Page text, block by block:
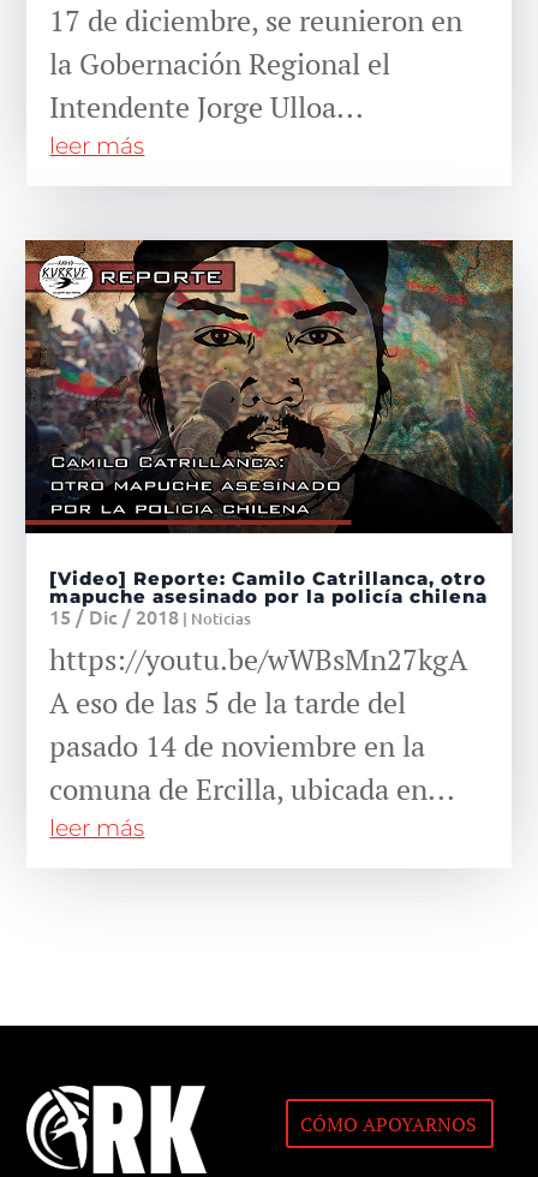
17 de diciembre, se reunieron en
la Gobernación Regional el
Intendente Jorge Ulloa...
leer más
[Video] Reporte: Camilo Catrillanca, otro
mapuche asesinado por la policía chilena
15 / Dic / 2018 | Noticias
https://youtu.be/wWBsMn27kgA
A eso de las 5 de la tarde del
pasado 14 de noviembre en la
comuna de Ercilla, ubicada en...
leer más
CÓMO APOYARNOS